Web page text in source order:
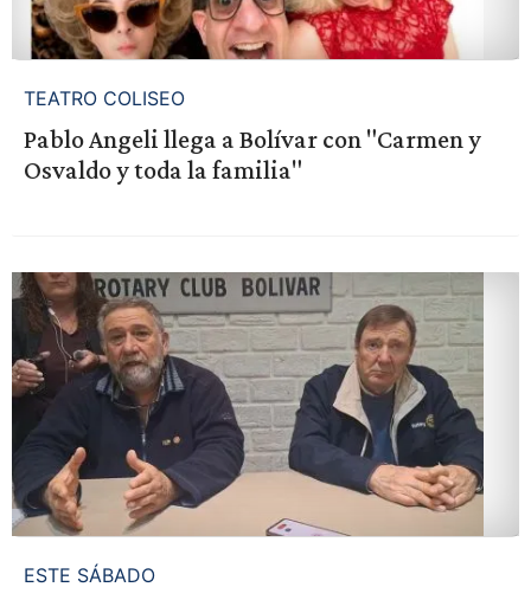
TEATRO COLISEO
Pablo Angeli llega a Bolívar con "Carmen y
Osvaldo y toda la familia"
ESTE SÁBADO